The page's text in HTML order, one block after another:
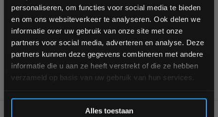
personaliseren, om functies voor social media te bieden
en om ons websiteverkeer te analyseren. Ook delen we
informatie over uw gebruik van onze site met onze
partners voor social media, adverteren en analyse. Deze
partners kunnen deze gegevens combineren met andere
informatie die u aan ze heeft verstrekt of die ze hebben
verzameld op basis van uw gebruik van hun services.
Alles toestaan
Vergelijk
1
Voor 95% direct uit voorraad geleverd
Schrijf je in voor onze nieuwsbrief om op de hoogte te
blijven over onze nieuwe producten, deals en meer
interessante info. Ontvang 5% korting op je eerstvolgende
aankoop! 😀
Inschrijven